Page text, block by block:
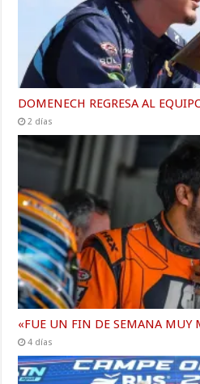
DOMENECH REGRESA AL
2 días
«FUE UN FIN DE SEMANA MUY
4 días